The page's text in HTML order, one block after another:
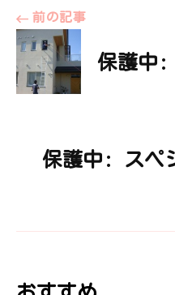
投
稿
ビ
ゲ
ー
前の記事
保護中:
保護中: スペ